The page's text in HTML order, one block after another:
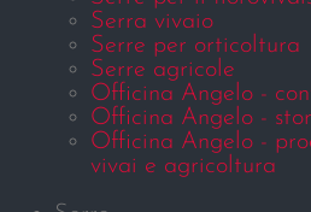
Serra vivaio
Serre per orticoltura
Serre agricole
Officina Angelo -
Officina Angelo -
Officina Angelo -
vivai e agricoltura